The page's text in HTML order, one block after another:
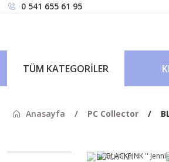
0 541 655 61 95
TÜM KATEGORİLER
Anasayfa PC Collector